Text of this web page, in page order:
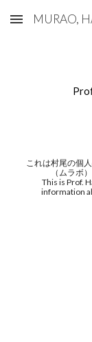
Skip to main
MURAO,
これは村尾の個
（ムラボ
This is Prof.
information